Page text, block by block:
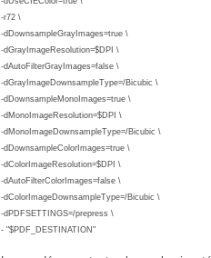
-r72 \
-dDownsampleGrayImages=true \
-dGrayImageResolution=$DPI \
-dAutoFilterGrayImages=false \
-dGrayImageDownsampleType=/Bicubic \
-dDownsampleMonoImages=true \
-dMonoImageResolution=$DPI \
-dMonoImageDownsampleType=/Bicubic \
-dDownsampleColorImages=true \
-dColorImageResolution=$DPI \
-dAutoFilterColorImages=false \
-dColorImageDownsampleType=/Bicubic \
-dPDFSETTINGS=/prepress \
- "$PDF_DESTINATION"